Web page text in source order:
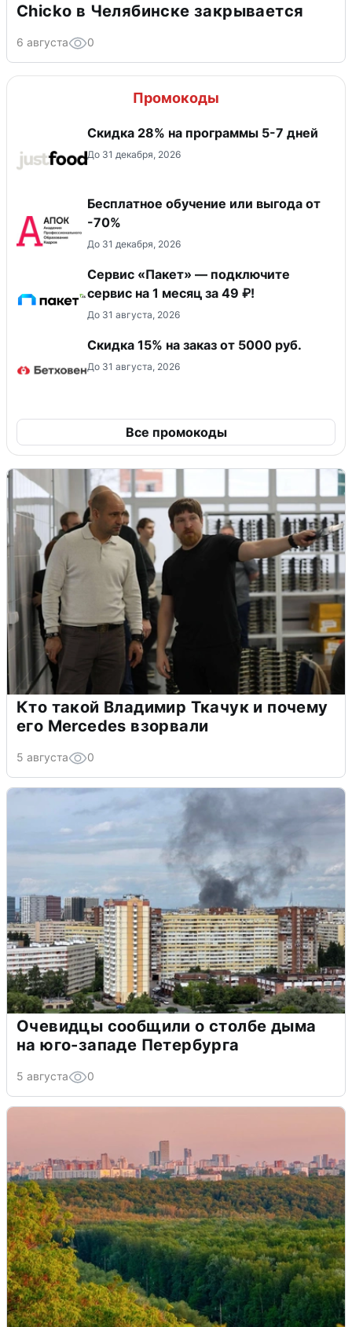
Chicko в Челябинске закрывается
6 августа 0
Промокоды
Скидка 28% на программы 5-7 дней
До 31 декабря, 2026
Бесплатное обучение или выгода от
-70%
До 31 декабря, 2026
Сервис «Пакет» — подключите
сервис на 1 месяц за 49 ₽!
До 31 августа, 2026
Скидка 15% на заказ от 5000 руб.
До 31 августа, 2026
Все промокоды
Кто такой Владимир Ткачук и почему
его Mercedes взорвали
5 августа 0
Очевидцы сообщили о столбе дыма
на юго-западе Петербурга
5 августа 0